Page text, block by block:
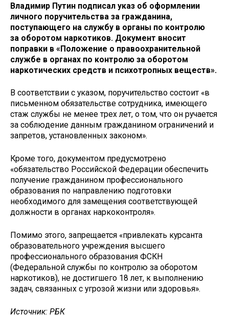
Владимир Путин подписал указ об оформлении
личного поручительства за гражданина,
поступающего на службу в органы по контролю
за оборотом наркотиков. Документ вносит
поправки в «Положение о правоохранительной
службе в органах по контролю за оборотом
наркотических средств и психотропных веществ».
В соответствии с указом, поручительство состоит «в
письменном обязательстве сотрудника, имеющего
стаж службы не менее трех лет, о том, что он ручается
за соблюдение данным гражданином ограничений и
запретов, установленных законом».
Кроме того, документом предусмотрено
«обязательство Российской Федерации обеспечить
получение гражданином профессионального
образования по направлению подготовки
необходимого для замещения соответствующей
должности в органах наркоконтроля».
Помимо этого, запрещается «привлекать курсанта
образовательного учреждения высшего
профессионального образования ФСКН
(Федеральной службы по контролю за оборотом
наркотиков), не достигшего 18 лет, к выполнению
задач, связанных с угрозой жизни или здоровья».
Источник: РБК